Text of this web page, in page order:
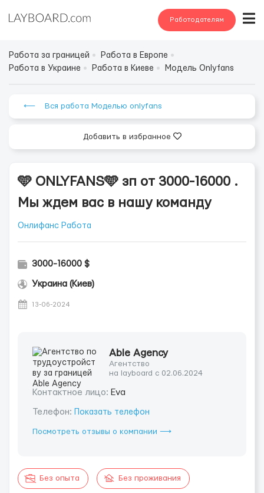
Работодателям
Работа за границей
Работа в Европе
Работа в Украине
Работа в Киеве Модель Onlyfans
⟵ Вся работа Моделью onlyfans
Добавить в избранное
🩵 ONLYFANS🩵 зп от 3000-16000 .
Мы ждем вас в нашу команду
Онлифанс Работа
3000-16000 $
Украина (Киев)
13-06-2024
Able Agency
Агентство
на layboard с 02.06.2024
Контактное лицо: Eva
Телефон: Показать телефон
Посмотреть отзывы о компании ⟶
Без опыта Без проживания